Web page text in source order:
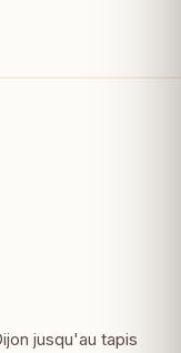
jusqu'au tapis